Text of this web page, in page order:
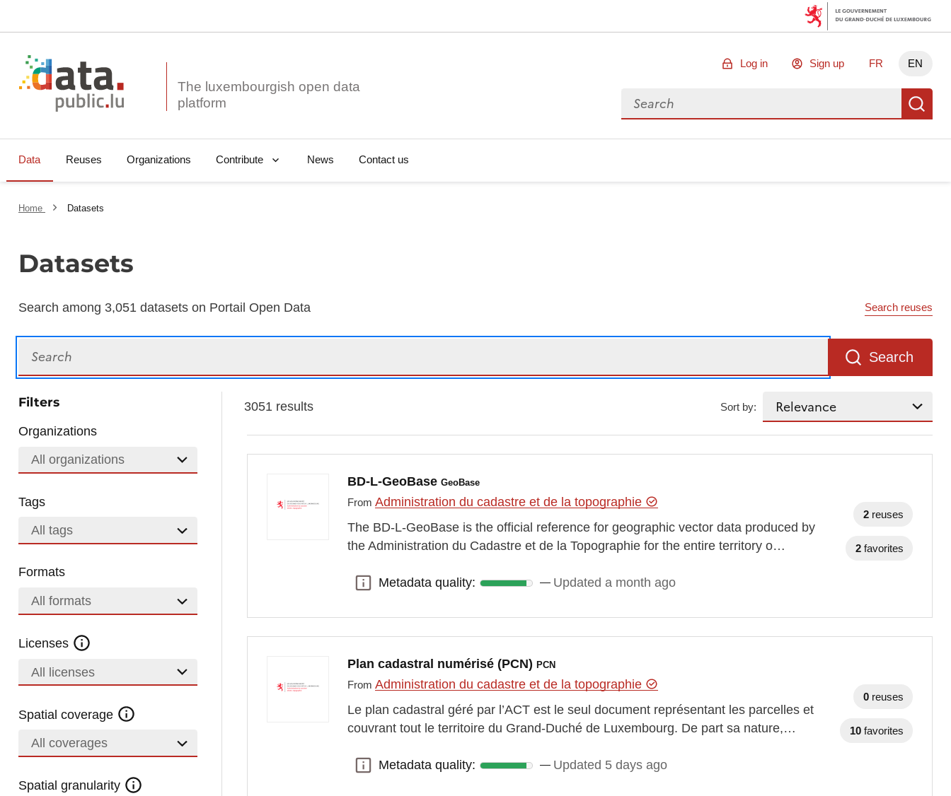
The luxembourgish open data
Log in Sign up FR EN
Search for data
Data Reuses Organizations Contribute News Contact us
Home Datasets
Datasets
Search among 3,051 datasets on Portail Open Data Search reuses
Search
Filters
Organizations
All organizations
Tags
All tags
Formats
All formats
Licenses
All licenses
Spatial coverage
All coverages
Spatial granularity
3051 results Sort by:
BD-L-GeoBaseGeoBase
FromAdministration du cadastre et de la topographie
The BD-L-GeoBase is the official reference for geographic vector data produced by
the Administration du Cadastre et de la Topographie for the entire territory o…
Metadata quality:
Metadata quality: Updated a month ago
2 reuses
2 favorites
Plan cadastral numérisé (PCN)PCN
FromAdministration du cadastre et de la topographie
Le plan cadastral géré par l’ACT est le seul document représentant les parcelles et
couvrant tout le territoire du Grand-Duché de Luxembourg. De part sa nature,…
Metadata quality:
Metadata quality: Updated 5 days ago
0 reuses
10 favorites